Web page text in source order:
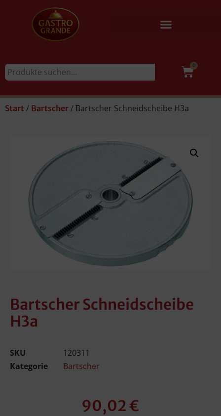
0
Start / Bartscher / Bartscher Schneidscheibe H3a
Bartscher Schneidscheibe
H3a
SKU
120311
Kategorie
Bartscher
90,02€